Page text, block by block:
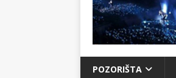
POZORIŠTA